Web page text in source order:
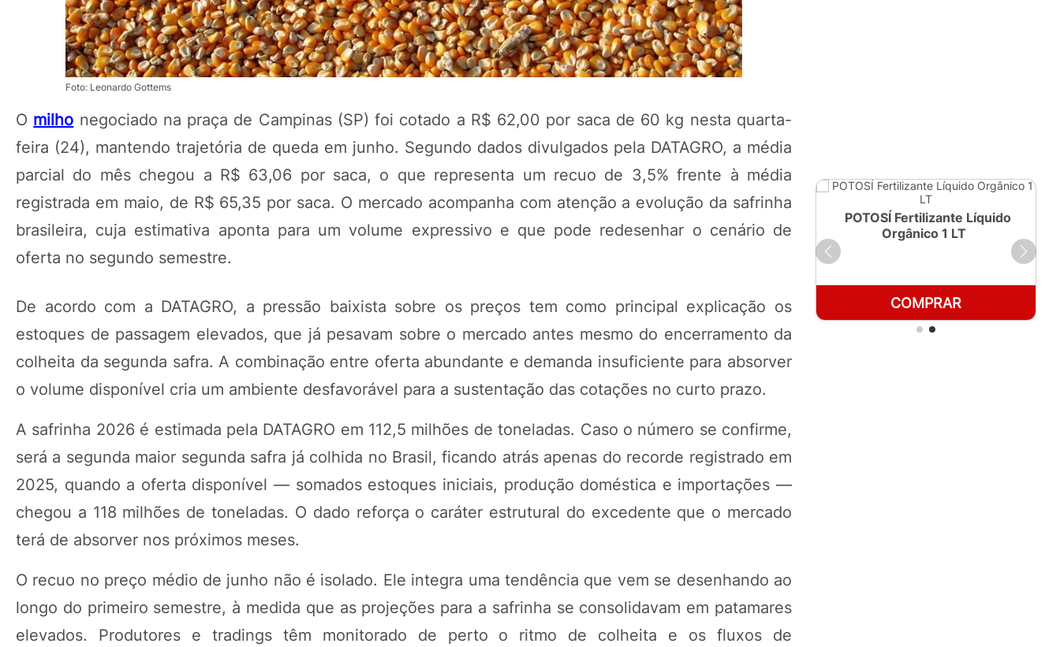
Foto: Leonardo Gottems
O milho negociado na praça de Campinas (SP) foi cotado a R$ 62,00 por saca de 60 kg nesta quarta-
feira (24), mantendo trajetória de queda em junho. Segundo dados divulgados pela DATAGRO, a média
parcial do mês chegou a R$ 63,06 por saca, o que representa um recuo de 3,5% frente à média
registrada em maio, de R$ 65,35 por saca. O mercado acompanha com atenção a evolução da safrinha
brasileira, cuja estimativa aponta para um volume expressivo e que pode redesenhar o cenário de
oferta no segundo semestre.
De acordo com a DATAGRO, a pressão baixista sobre os preços tem como principal explicação os
estoques de passagem elevados, que já pesavam sobre o mercado antes mesmo do encerramento da
colheita da segunda safra. A combinação entre oferta abundante e demanda insuficiente para absorver
o volume disponível cria um ambiente desfavorável para a sustentação das cotações no curto prazo.
A safrinha 2026 é estimada pela DATAGRO em 112,5 milhões de toneladas. Caso o número se confirme,
será a segunda maior segunda safra já colhida no Brasil, ficando atrás apenas do recorde registrado em
2025, quando a oferta disponível — somados estoques iniciais, produção doméstica e importações —
chegou a 118 milhões de toneladas. O dado reforça o caráter estrutural do excedente que o mercado
terá de absorver nos próximos meses.
O recuo no preço médio de junho não é isolado. Ele integra uma tendência que vem se desenhando ao
longo do primeiro semestre, à medida que as projeções para a safrinha se consolidavam em patamares
elevados. Produtores e tradings têm monitorado de perto o ritmo de colheita e os fluxos de
POTOSÍ Fertilizante Líquido
Orgânico 250ml
COMPRAR
POTOSÍ Fertilizante Líquido
Orgânico 1 LT
COMPRAR